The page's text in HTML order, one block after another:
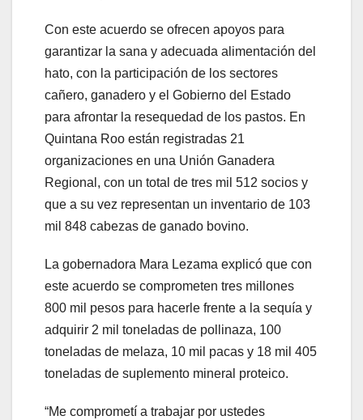
Con este acuerdo se ofrecen apoyos para
garantizar la sana y adecuada alimentación del
hato, con la participación de los sectores
cañero, ganadero y el Gobierno del Estado
para afrontar la resequedad de los pastos. En
Quintana Roo están registradas 21
organizaciones en una Unión Ganadera
Regional, con un total de tres mil 512 socios y
que a su vez representan un inventario de 103
mil 848 cabezas de ganado bovino.
La gobernadora Mara Lezama explicó que con
este acuerdo se comprometen tres millones
800 mil pesos para hacerle frente a la sequía y
adquirir 2 mil toneladas de pollinaza, 100
toneladas de melaza, 10 mil pacas y 18 mil 405
toneladas de suplemento mineral proteico.
“Me comprometí a trabajar por ustedes